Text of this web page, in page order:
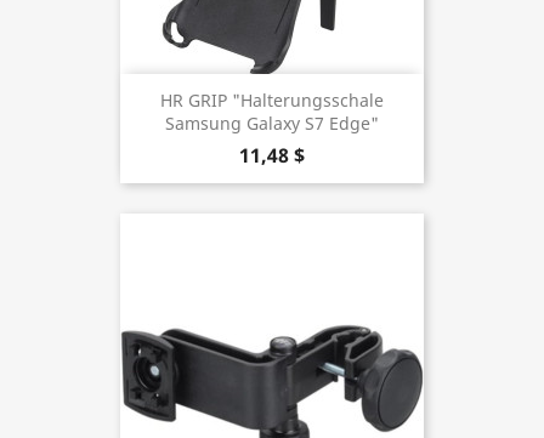
HR GRIP "Halterungsschale
Samsung Galaxy S7 Edge"
11,48 $